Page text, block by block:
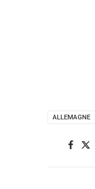
ALLEMAGNE